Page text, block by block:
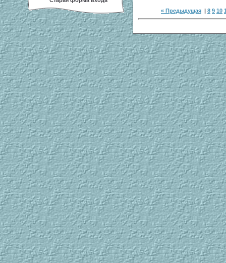
« Предыдущая | 8 9 10